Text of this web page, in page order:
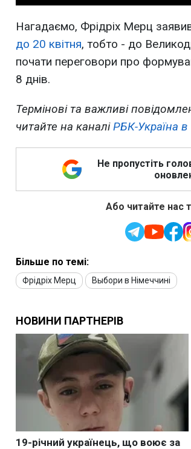
Нагадаємо, Фрідріх Мерц
до 20 квітня, тобто - до
почати переговори про
8 днів.
Термінові та важливі
читайте на каналіРБК-Україна в
Не пропустіть
Або читайте нас
Більше по темі:
Фрідріх Мерц Выбори в Німеччині